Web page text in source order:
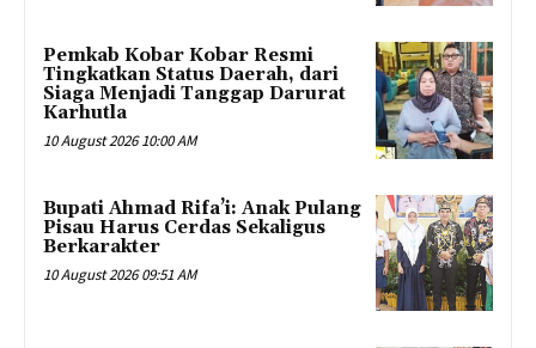
Pemkab Kobar Kobar Resmi
Tingkatkan Status Daerah, dari
Siaga Menjadi Tanggap Darurat
Karhutla
10 August 2026 10:00 AM
Bupati Ahmad Rifa’i: Anak Pulang
Pisau Harus Cerdas Sekaligus
Berkarakter
10 August 2026 09:51 AM